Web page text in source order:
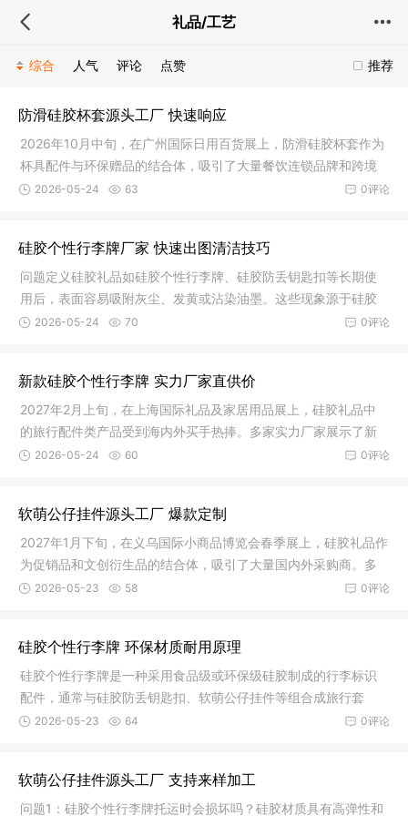
礼品/工艺
推荐
综合 人气 评论 点赞
防滑硅胶杯套源头工厂 快速响应
2026年10月中旬，在广州国际日用百货展上，防滑硅胶杯套作为
杯具配件与环保赠品的结合体，吸引了大量餐饮连锁品牌和跨境
采购商。
0评论
2026-05-24 63
硅胶个性行李牌厂家 快速出图清洁技巧
问题定义硅胶礼品如硅胶个性行李牌、硅胶防丢钥匙扣等长期使
用后，表面容易吸附灰尘、发黄或沾染油墨。这些现象源于硅胶
的静电吸
0评论
2026-05-24 70
新款硅胶个性行李牌 实力厂家直供价
2027年2月上旬，在上海国际礼品及家居用品展上，硅胶礼品中
的旅行配件类产品受到海内外买手热捧。多家实力厂家展示了新
款硅胶个
0评论
2026-05-24 60
软萌公仔挂件源头工厂 爆款定制
2027年1月下旬，在义乌国际小商品博览会春季展上，硅胶礼品作
为促销品和文创衍生品的结合体，吸引了大量国内外采购商。多
家源头
0评论
2026-05-23 58
硅胶个性行李牌 环保材质耐用原理
硅胶个性行李牌是一种采用食品级或环保级硅胶制成的行李标识
配件，通常与硅胶防丢钥匙扣、软萌公仔挂件等组合成旅行套
装。其表面
0评论
2026-05-23 64
软萌公仔挂件源头工厂 支持来样加工
问题1：硅胶个性行李牌托运时会损坏吗？硅胶材质具有高弹性和